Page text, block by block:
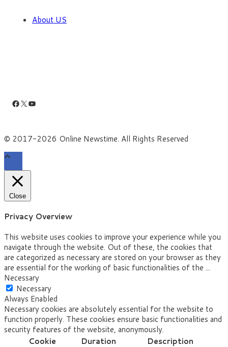
About US
Facebook
X YouTube
© 2017-2026 Online Newstime. All Rights Reserved
Close
Privacy Overview
This website uses cookies to improve your experience while you
navigate through the website. Out of these, the cookies that
are categorized as necessary are stored on your browser as they
are essential for the working of basic functionalities of the ...
Necessary
Necessary
Always Enabled
Necessary cookies are absolutely essential for the website to
function properly. These cookies ensure basic functionalities and
security features of the website, anonymously.
Cookie
Duration Description